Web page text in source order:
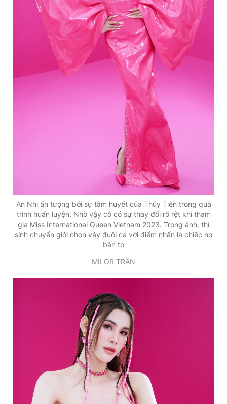
An Nhi ấn tượng bởi sự tâm huyết của Thủy Tiên trong quá
trình huấn luyện. Nhờ vậy cô có sự thay đổi rõ rệt khi tham
gia Miss International Queen Vietnam 2023. Trong ảnh, thí
sinh chuyển giới chọn váy đuôi cá với điểm nhấn là chiếc nơ
bản to
MILOR TRẦN